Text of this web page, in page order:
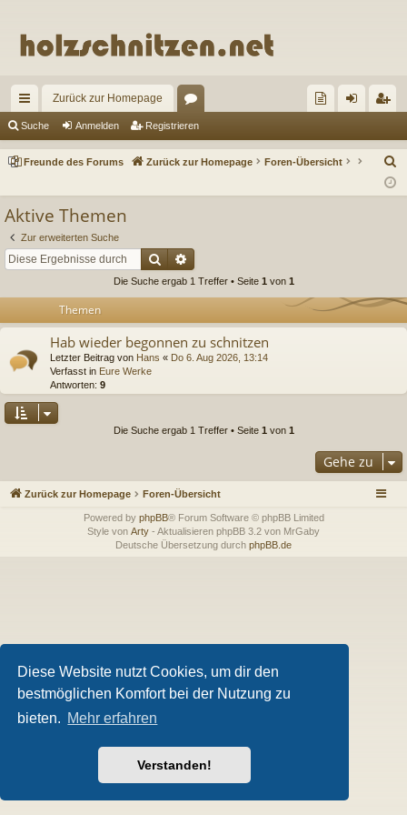
Diese Website nutzt Cookies, um dir den
bestmöglichen Komfort bei der Nutzung zu
bieten. Mehr erfahren
Verstanden!
ch
ne
ug
riff
Zurück zur Homepage
or
en un m ist
rie
Suche Anmelden Registrieren
Freunde des Forums Zurück zur Homepage Foren-Übersicht
Aktive Themen
Zur erweiterten Suche
Suche
Die Suche ergab 1 Treffer • Seite 1 von 1
Themen
Hab wieder begonnen zu schnitzen
Letzter Beitrag von Hans « Do 6. Aug 2026, 13:14
Verfasst in Eure Werke
Antworten: 9
Die Suche ergab 1 Treffer • Seite 1 von 1
Gehe zu
Zurück zur Homepage Foren-Übersicht
Powered by phpBB® Forum Software © phpBB Limited
Style von Arty - Aktualisieren phpBB 3.2 von MrGaby
Deutsche Übersetzung durch phpBB.de